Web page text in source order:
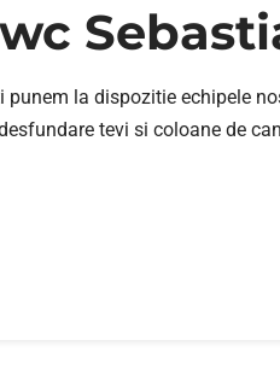
punem la dispozitie echipele
tevi si coloane de